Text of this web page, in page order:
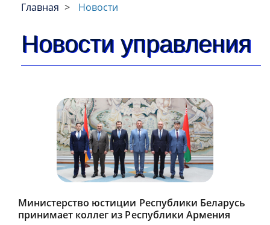
Главная
Новости
Новости управления
Министерство юстиции Республики Беларусь
принимает коллег из Республики Армения